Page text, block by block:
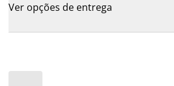
Ver opções de entrega